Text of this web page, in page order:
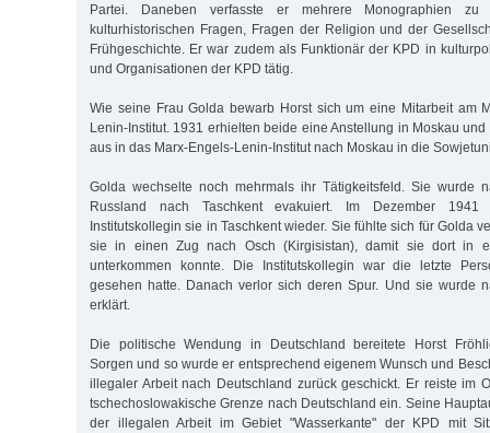
Partei. Daneben verfasste er mehrere Monographien zu
kulturhistorischen Fragen, Fragen der Religion und der
Frühgeschichte. Er war zudem als Funktionär der KPD in
und Organisationen der KPD tätig.
Wie seine Frau Golda bewarb Horst sich um eine Mitarbeit am
Lenin-Institut. 1931 erhielten beide eine Anstellung in Moskau
aus in das Marx-Engels-Lenin-Institut nach Moskau in die
Golda wechselte noch mehrmals ihr Tätigkeitsfeld. Sie wurde
Russland nach Taschkent evakuiert. Im Dezember
Institutskollegin sie in Taschkent wieder. Sie fühlte sich für Golda
sie in einen Zug nach Osch (Kirgisistan), damit sie dort in
unterkommen konnte. Die Institutskollegin war die letzte
gesehen hatte. Danach verlor sich deren Spur. Und sie wurde
erklärt.
Die politische Wendung in Deutschland bereitete Horst
Sorgen und so wurde er entsprechend eigenem Wunsch und
illegaler Arbeit nach Deutschland zurück geschickt. Er reiste im
tschechoslowakische Grenze nach Deutschland ein. Seine
der illegalen Arbeit im Gebiet "Wasserkante" der KPD mit